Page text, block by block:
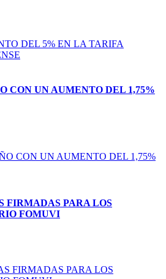
CON UN AUMENTO DEL 1,75%
FIRMADAS PARA LOS
FOMUVI